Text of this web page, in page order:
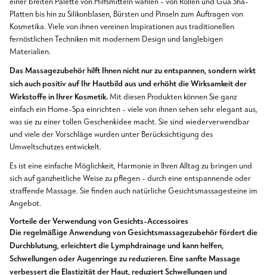
einer breiten Palette von Hilfsmitteln wählen - von Rollen und Gua Sha-
Platten bis hin zu Silikonblasen, Bürsten und Pinseln zum Auftragen von
Kosmetika. Viele von ihnen vereinen Inspirationen aus traditionellen
fernöstlichen Techniken mit modernem Design und langlebigen
Materialien.
Das Massagezubehör hilft Ihnen nicht nur zu entspannen, sondern wirkt
sich auch positiv auf Ihr Hautbild aus und erhöht die Wirksamkeit der
Wirkstoffe in Ihrer Kosmetik. Mit diesen Produkten können Sie ganz
einfach ein Home-Spa einrichten - viele von ihnen sehen sehr elegant aus,
was sie zu einer tollen Geschenkidee macht. Sie sind wiederverwendbar
und viele der Vorschläge wurden unter Berücksichtigung des
Umweltschutzes entwickelt.
Es ist eine einfache Möglichkeit, Harmonie in Ihren Alltag zu bringen und
sich auf ganzheitliche Weise zu pflegen - durch eine entspannende oder
straffende Massage. Sie finden auch natürliche Gesichtsmassagesteine im
Angebot.
Vorteile der Verwendung von Gesichts-Accessoires
Die regelmäßige Anwendung von Gesichtsmassagezubehör fördert die
Durchblutung, erleichtert die Lymphdrainage und kann helfen,
Schwellungen oder Augenringe zu reduzieren. Eine sanfte Massage
verbessert die Elastizität der Haut, reduziert Schwellungen und